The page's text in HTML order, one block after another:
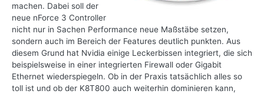
machen. Dabei soll der
neue nForce 3 Controller
nicht nur in Sachen Performance neue Maßstäbe setzen,
sondern auch im Bereich der Features deutlich punkten. Aus
diesem Grund hat Nvidia einige Leckerbissen integriert, die sich
beispielsweise in einer integrierten Firewall oder Gigabit
Ethernet wiederspiegeln. Ob in der Praxis tatsächlich alles so
toll ist und ob der K8T800 auch weiterhin dominieren kann,